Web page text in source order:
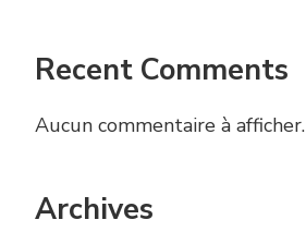
Recent Comments
Aucun commentaire à afficher.
Archives